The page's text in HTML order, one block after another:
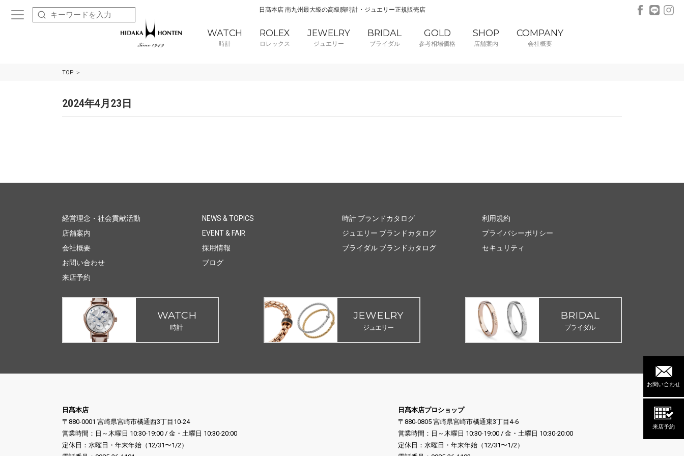
日髙本店 南九州最大級の高級腕時計・ジュエリー正規販売店
WATCH
時計
ROLEX
ロレックス
JEWELRY
ジュエリー
BRIDAL
ブライダル
GOLD
参考相場価格
SHOP
店舗案内
COMPANY
会社概要
お問い合わせ
来店予約
TOP
2024年4月23日
経営理念・社会貢献活動
店舗案内
会社概要
お問い合わせ
来店予約
NEWS & TOPICS
EVENT & FAIR
採用情報
ブログ
時計 ブランドカタログ
ジュエリー ブランドカタログ
ブライダル ブランドカタログ
利用規約
プライバシーポリシー
セキュリティ
WATCH
時計
JEWELRY
ジュエリー
BRIDAL
ブライダル
日髙本店
〒880-0001 宮崎県宮崎市橘通西3丁目10-24
営業時間：日～木曜日 10:30-19:00 / 金・土曜日 10:30-20:00
定休日：水曜日・年末年始（12/31〜1/2）
日髙本店プロショップ
〒880-0805 宮崎県宮崎市橘通東3丁目4-6
営業時間：日～木曜日 10:30-19:00 / 金・土曜日 10:30-20:00
定休日：水曜日・年末年始（12/31〜1/2）